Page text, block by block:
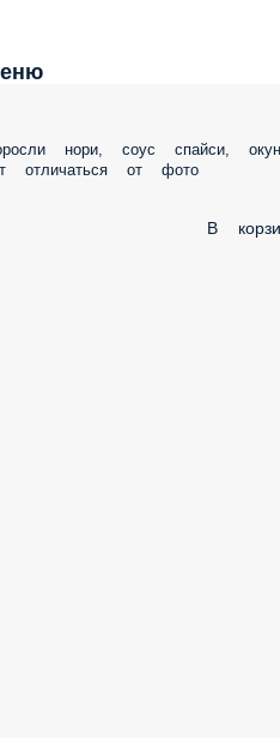
нори, соус спайси,
отличаться от фото
В